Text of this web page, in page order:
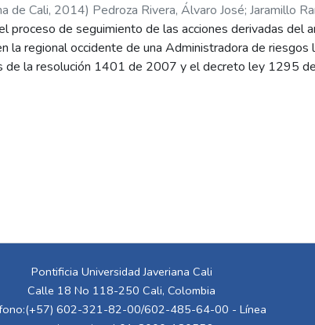
de Cali, 2014) Pedroza Rivera, Álvaro José; Jaramillo
proceso de seguimiento de las acciones derivadas del
la regional occidente de una Administradora de riesgos
de la resolución 1401 de 2007 y el decreto ley 1295
recomendaciones derivadas de accidentes como una
Análisis jerárquico de procesos (AHP) aplicado a un
La metodología desarrollada en este trabajo de grado
de riesgos laborales en donde se realizó el
Pontificia Universidad Javeriana Cali
Calle 18 No 118-250 Cali, Colombia
602-321-82-00/602-485-64-00 - Línea